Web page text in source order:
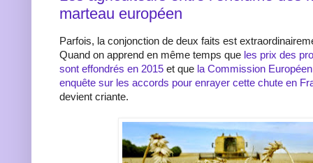
marteau européen
Parfois, la conjonction de deux faits est
Quand on apprend en même temps que les prix des
sont effondrés en 2015 et que la Commission
enquête sur les accords pour enrayer cette chute en
devient criante.